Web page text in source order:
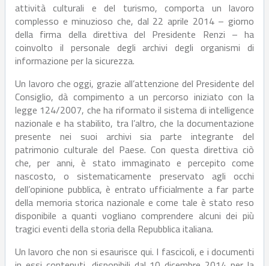
attività culturali e del turismo, comporta un lavoro
complesso e minuzioso che, dal 22 aprile 2014 – giorno
della firma della direttiva del Presidente Renzi – ha
coinvolto il personale degli archivi degli organismi di
informazione per la sicurezza.
Un lavoro che oggi, grazie all’attenzione del Presidente del
Consiglio, dà compimento a un percorso iniziato con la
legge 124/2007, che ha riformato il sistema di intelligence
nazionale e ha stabilito, tra l’altro, che la documentazione
presente nei suoi archivi sia parte integrante del
patrimonio culturale del Paese. Con questa direttiva ciò
che, per anni, è stato immaginato e percepito come
nascosto, o sistematicamente preservato agli occhi
dell’opinione pubblica, è entrato ufficialmente a far parte
della memoria storica nazionale e come tale è stato reso
disponibile a quanti vogliano comprendere alcuni dei più
tragici eventi della storia della Repubblica italiana.
Un lavoro che non si esaurisce qui. I fascicoli, e i documenti